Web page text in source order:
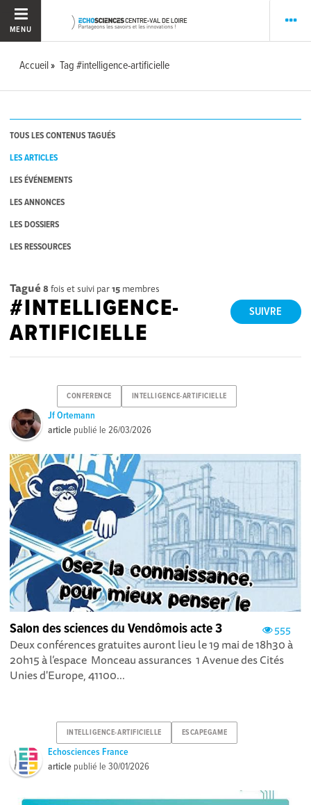
MENU
Accueil Tag #intelligence-artificielle
TOUS LES CONTENUS TAGUÉS
LES ARTICLES
LES ÉVÉNEMENTS
LES ANNONCES
LES DOSSIERS
LES RESSOURCES
Tagué 8 fois et suivi par15 membres
SUIVRE
#INTELLIGENCE-
ARTIFICIELLE
CONFERENCE INTELLIGENCE-ARTIFICIELLE
Jf Ortemann
article publié le26/03/2026
555
Salon des sciences du Vendômois acte 3
Deux conférences gratuites auront lieu le 19 mai de 18h30 à
20h15 à l’espace Monceau assurances 1 Avenue des Cités
Unies d'Europe, 41100...
INTELLIGENCE-ARTIFICIELLE ESCAPEGAME
Echosciences France
article publié le30/01/2026